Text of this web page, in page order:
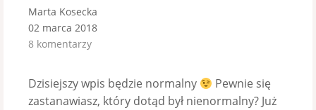
Marta Kosecka
02 marca 2018
8 komentarzy
Dzisiejszy wpis będzie normalny
Pewnie się
zastanawiasz, który dotąd był nienormalny? Już